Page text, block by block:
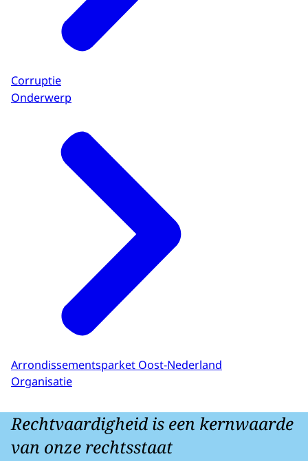
Corruptie
Onderwerp
Arrondissementsparket Oost-Nederland
Organisatie
Rechtvaardigheid is een kernwaarde
van onze rechtsstaat